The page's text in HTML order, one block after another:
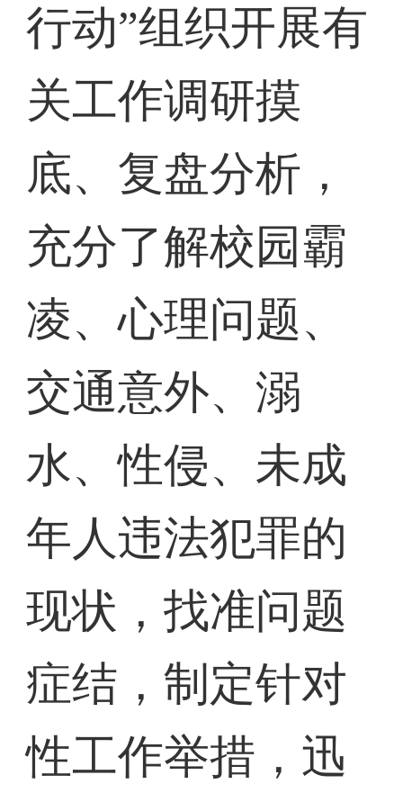
行动”组织开展有
关工作调研摸
底、复盘分析，
充分了解校园霸
凌、心理问题、
交通意外、溺
水、性侵、未成
年人违法犯罪的
现状，找准问题
症结，制定针对
性工作举措，迅